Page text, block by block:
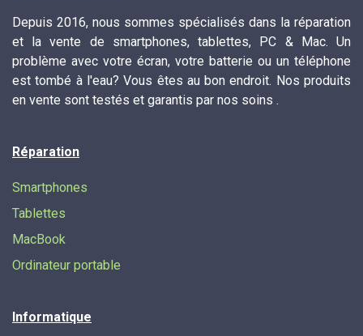
Depuis 2016, nous sommes spécialisés dans la réparation
et la vente de smartphones, tablettes, PC & Mac. Un
problème avec votre écran, votre batterie ou un téléphone
est tombé à l'eau? Vous êtes au bon endroit. Nos produits
en vente sont testés et garantis par nos soins .
Réparation
Smartphones
Tablettes
MacBook
Ordinateur portable
Informatique